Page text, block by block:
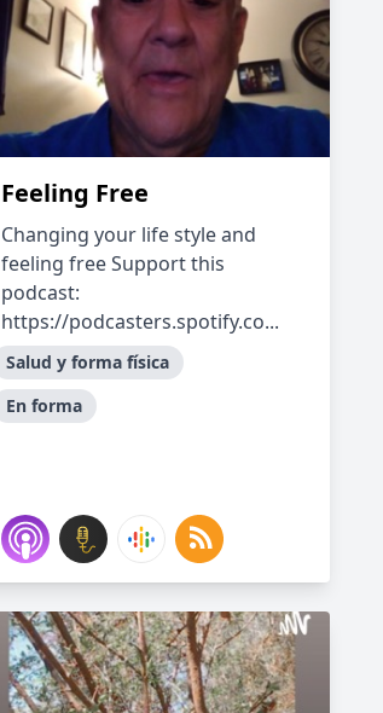
Feeling Free
Changing your life style and
feeling free Support this
podcast:
https://podcasters.spotify.co...
Salud y forma física
En forma